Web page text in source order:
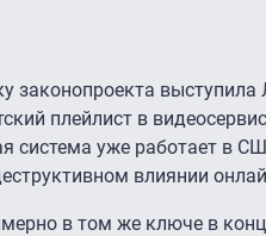
законопроекта выступила
плейлист в
система уже работает в
влиянии
в том же ключе в